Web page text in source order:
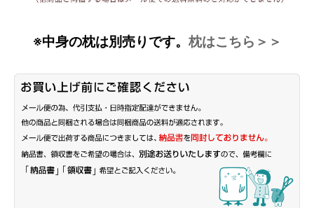
※中身の枕は別売りです。 枕はこちら＞＞